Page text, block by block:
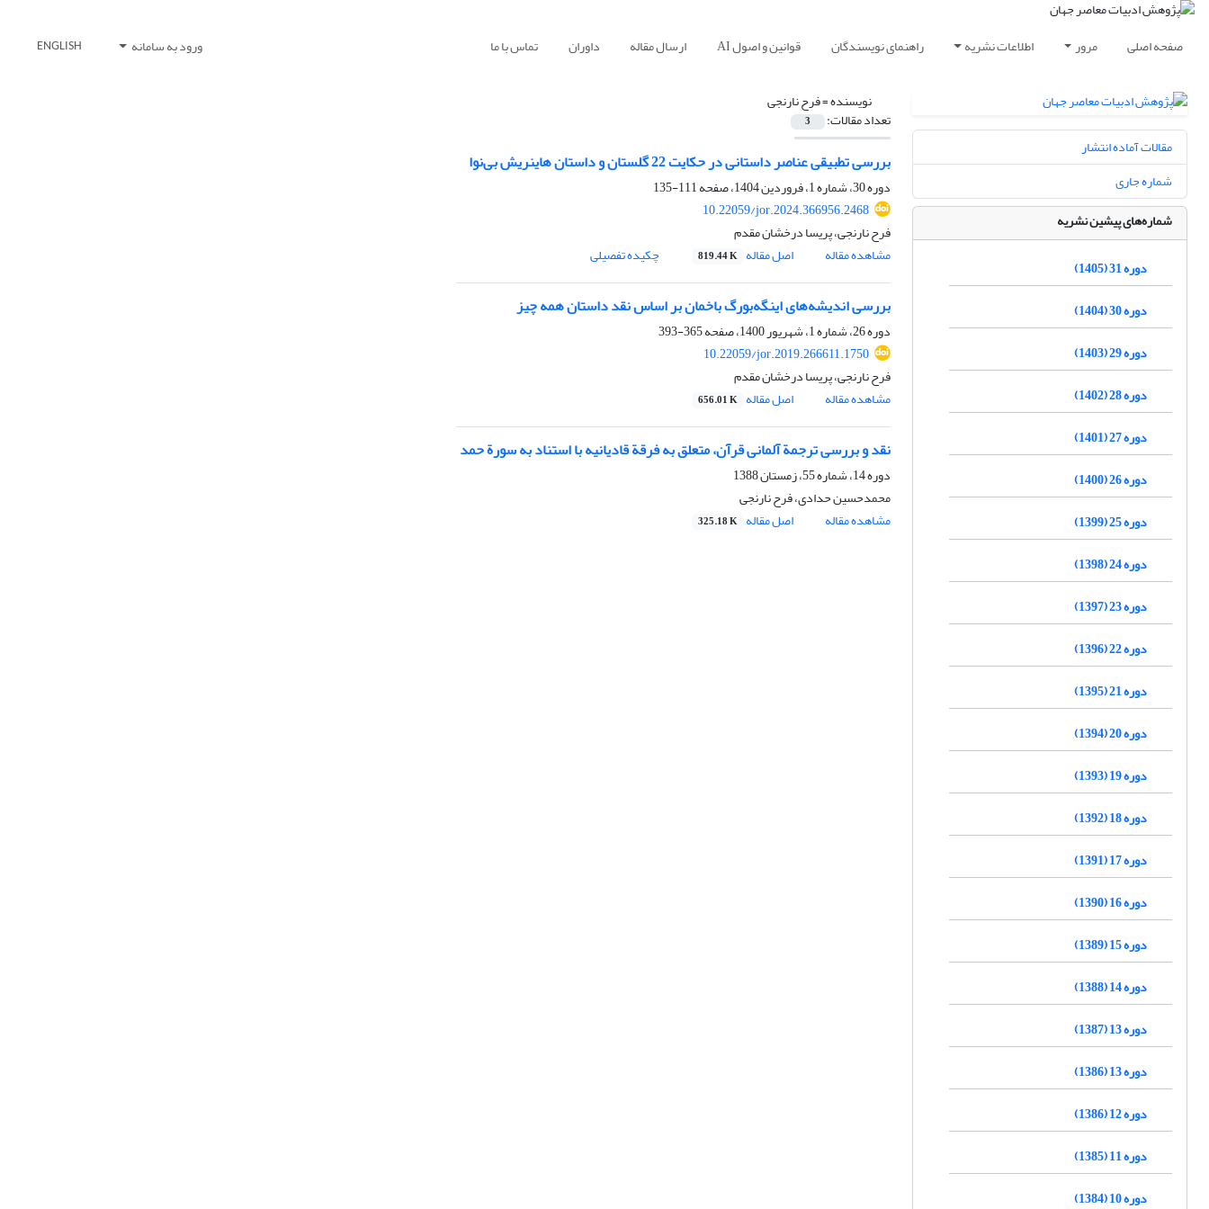
صفحه اصلی مرور اطلاعات نشریه راهنمای نویسندگان قوانین و اصول AI ارسال مقاله داوران تماس با ما ورود به سامانه ENGLISH
نویسنده =فرح نارنجی
تعداد مقالات: 3
بررسی تطبیقی عناصر داستانی در حکایت 22 گلستان و داستان هاینریش بی‌نوا
دوره 30، شماره 1، فروردین 1404، صفحه
111-135
10.22059/jor.2024.366956.2468
فرح نارنجی، پریسا درخشان مقدم
مشاهده مقاله
اصل مقاله 819.44 K چکیده تفصیلی
بررسی اندیشه‌های اینگه‌بورگ باخمان بر اساس نقد داستان همه چیز
دوره 26، شماره 1، شهریور 1400، صفحه
365-393
10.22059/jor.2019.266611.1750
فرح نارنجی، پریسا درخشان مقدم
مشاهده مقاله
اصل مقاله 656.01 K
نقد و بررسی ترجمة آلمانی قرآن، متعلق به فرقة قادیانیه با استناد به سورة حمد
دوره 14، شماره 55، زمستان 1388
محمدحسین حدادی، فرح نارنجی
مشاهده مقاله
اصل مقاله 325.18 K
مقالات آماده انتشار
شماره جاری
شماره‌های پیشین نشریه
دوره 31 (1405)
دوره 30 (1404)
دوره 29 (1403)
دوره 28 (1402)
دوره 27 (1401)
دوره 26 (1400)
دوره 25 (1399)
دوره 24 (1398)
دوره 23 (1397)
دوره 22 (1396)
دوره 21 (1395)
دوره 20 (1394)
دوره 19 (1393)
دوره 18 (1392)
دوره 17 (1391)
دوره 16 (1390)
دوره 15 (1389)
دوره 14 (1388)
دوره 13 (1387)
دوره 13 (1386)
دوره 12 (1386)
دوره 11 (1385)
دوره 10 (1384)